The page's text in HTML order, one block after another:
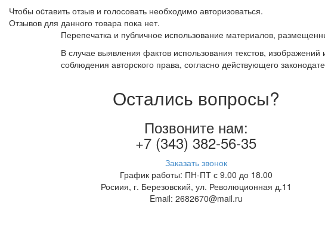
Чтобы оcтавить отзыв и голосовать необходимо авторизоваться.
Отзывов для данного товара пока нет.
Перепечатка и публичное использование материалов,
В случае выявления фактов использования текстов,
соблюдения авторского права, согласно действующего
Остались вопросы?
Позвоните нам:
+7 (343) 382-56-35
Заказать звонок
График работы: ПН-ПТ с 9.00 до 18.00
Росиия, г. Березовский, ул. Революционная д.11
Email: 2682670@mail.ru